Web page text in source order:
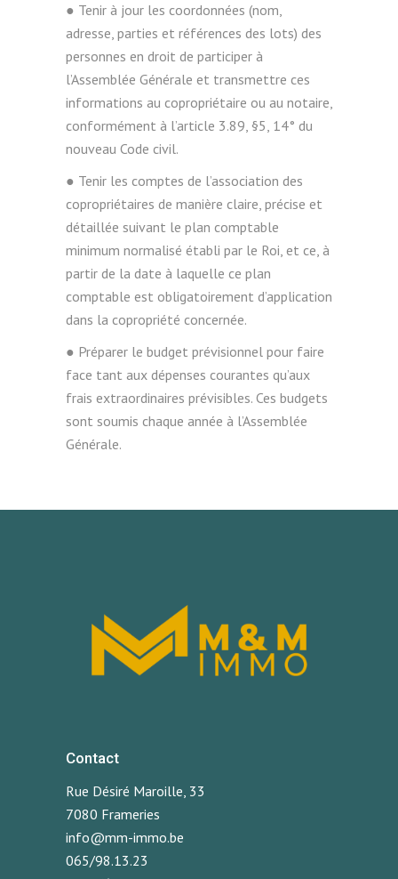
● Tenir à jour les coordonnées (nom,
adresse, parties et références des lots) des
personnes en droit de participer à
l’Assemblée Générale et transmettre ces
informations au copropriétaire ou au notaire,
conformément à l’article 3.89, §5, 14° du
nouveau Code civil.
● Tenir les comptes de l’association des
copropriétaires de manière claire, précise et
détaillée suivant le plan comptable
minimum normalisé établi par le Roi, et ce, à
partir de la date à laquelle ce plan
comptable est obligatoirement d’application
dans la copropriété concernée.
● Préparer le budget prévisionnel pour faire
face tant aux dépenses courantes qu’aux
frais extraordinaires prévisibles. Ces budgets
sont soumis chaque année à l’Assemblée
Générale.
Contact
Rue Désiré Maroille, 33
7080 Frameries
info@mm-immo.be
065/98.13.23